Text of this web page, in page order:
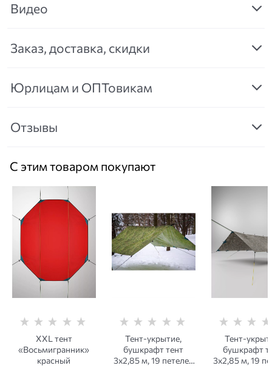
Видео
Заказ, доставка, скидки
Юрлицам и ОПТовикам
Отзывы
С этим товаром покупают
XXL тент
«Восьмигранник»
красный
Тент-укрытие,
бушкрафт тент
3х2,85 м, 19 петелек
Тент-
бушкрафт
3х2,85 м, 19